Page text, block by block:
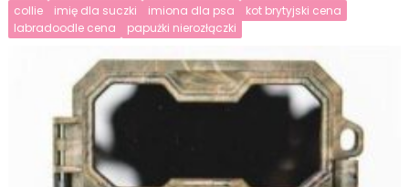
collie imię dla suczki imiona dla psa
kot brytyjski cena
labradoodle cena
papużki nierozłączki